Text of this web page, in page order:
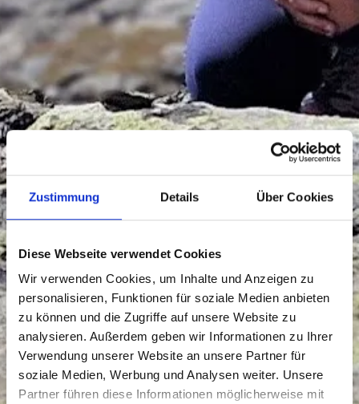
Zustimmung Details Über Cookies
Diese Webseite verwendet Cookies
Wir verwenden Cookies, um Inhalte und Anzeigen zu
personalisieren, Funktionen für soziale Medien anbieten
zu können und die Zugriffe auf unsere Website zu
analysieren. Außerdem geben wir Informationen zu Ihrer
Verwendung unserer Website an unsere Partner für
soziale Medien, Werbung und Analysen weiter. Unsere
Partner führen diese Informationen möglicherweise mit